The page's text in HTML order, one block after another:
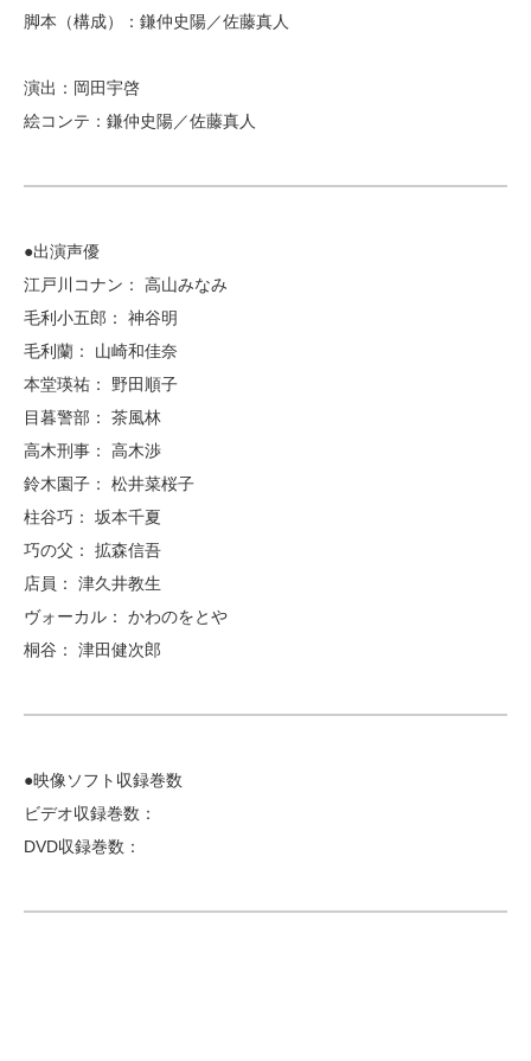
脚本（構成）：鎌仲史陽／佐藤真人
演出：岡田宇啓
絵コンテ：鎌仲史陽／佐藤真人
●出演声優
江戸川コナン： 高山みなみ
毛利小五郎： 神谷明
毛利蘭： 山崎和佳奈
本堂瑛祐： 野田順子
目暮警部： 茶風林
高木刑事： 高木渉
鈴木園子： 松井菜桜子
柱谷巧： 坂本千夏
巧の父： 拡森信吾
店員： 津久井教生
ヴォーカル： かわのをとや
桐谷： 津田健次郎
●映像ソフト収録巻数
ビデオ収録巻数：
DVD収録巻数：